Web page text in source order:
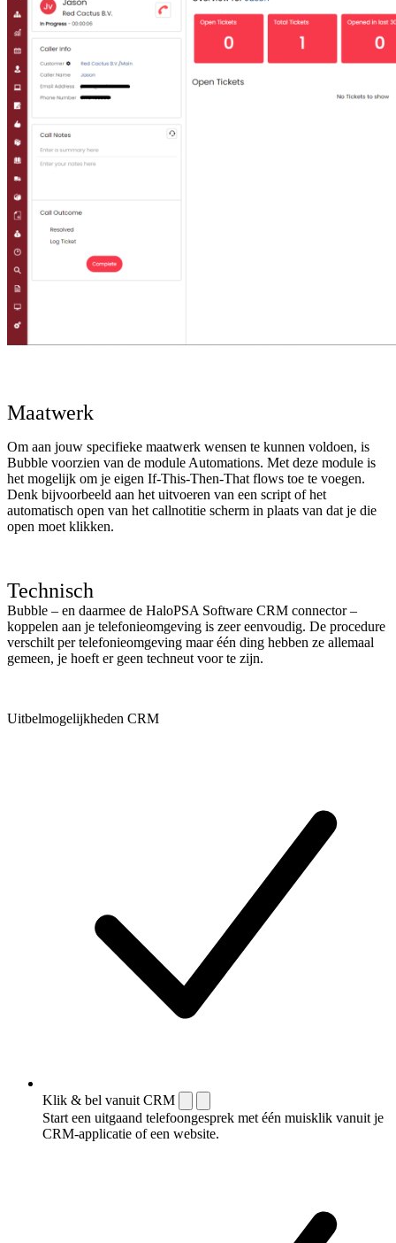
Maatwerk
Om aan jouw specifieke maatwerk wensen te kunnen voldoen, is
Bubble voorzien van de module Automations. Met deze module is
het mogelijk om je eigen If-This-Then-That flows toe te voegen.
Denk bijvoorbeeld aan het uitvoeren van een script of het
automatisch open van het callnotitie scherm in plaats van dat je die
open moet klikken.
Technisch
Bubble – en daarmee de HaloPSA Software CRM connector –
koppelen aan je telefonieomgeving is zeer eenvoudig. De procedure
verschilt per telefonieomgeving maar één ding hebben ze allemaal
gemeen, je hoeft er geen techneut voor te zijn.
Uitbelmogelijkheden CRM
Klik & bel vanuit CRM
Start een uitgaand telefoongesprek met één muisklik vanuit je
CRM-applicatie of een website.